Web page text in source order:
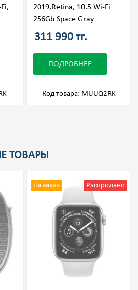
2019,Retina, 10.5 Wi-Fi
256Gb Space Gray
311 990 тг.
ПОДРОБНЕЕ
Код товара: MUUQ2RK
ТОВАРЫ
На заказ Распродано